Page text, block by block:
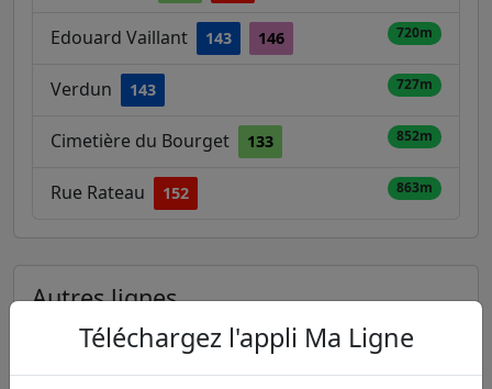
Edouard Vaillant 143 146 720m
Verdun 143 727m
Cimetière du Bourget 133 852m
Rue Rateau 152 863m
Autres lignes
MetroTéléchargez l'appli Ma Ligne